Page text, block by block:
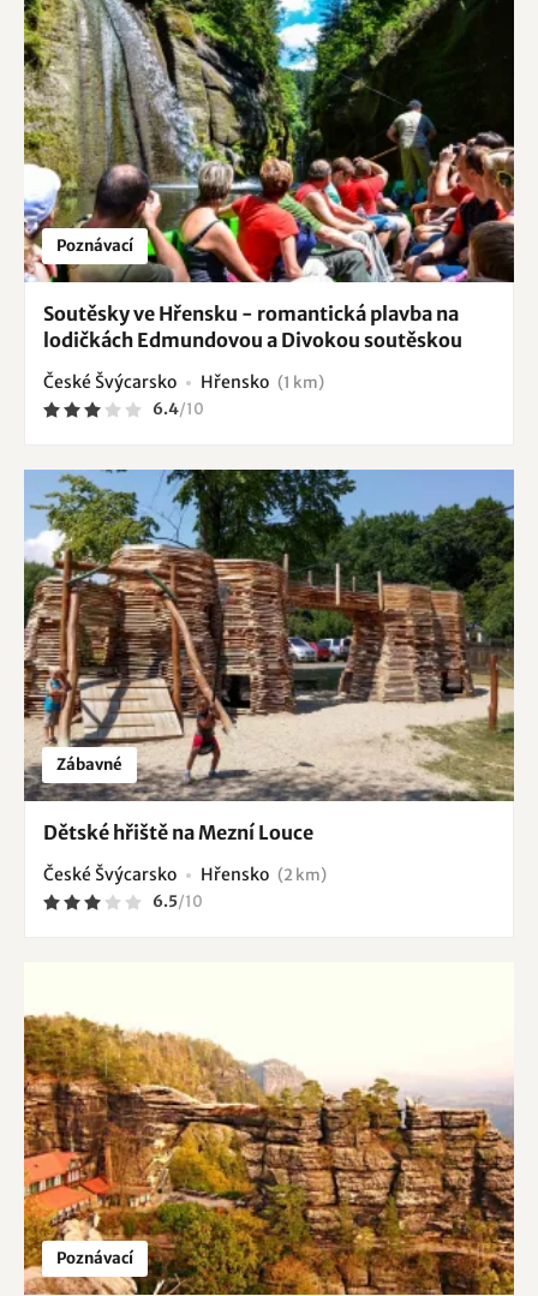
blízkosti trasy do soutěsky řeky Kamenice. Je zde tedy
mnoho příležitostí pro turistiku, cykloturistiku,
houbaření, lezectví, i na procházky s dětmi. V blízkosti
naleznete řadu známých turisticky atraktivních cílů, jako
třebasoutěsky ve Hřensku,Dolský Mlýn , Marianinu
vyhlídka,Pavlínino údolí,Skalní hrad Falkenštejn,
Pravčická brána,Skalní hrádek Šaunštejn.
Poznávací
Soutěsky ve Hřensku - romantická plavba na
lodičkách Edmundovou a Divokou soutěskou
České Švýcarsko Hřensko (1 km)
6.4/10
Zábavné
Dětské hřiště na Mezní Louce
České Švýcarsko Hřensko (2 km)
6.5/10
Poznávací